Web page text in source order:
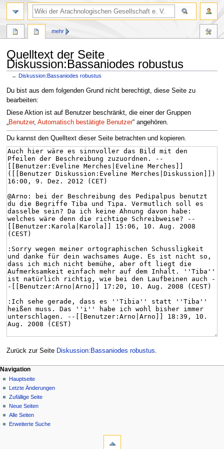
Quelltext der Seite
Diskussion:Bassaniodes robustus
←Diskussion:Bassaniodes robustus
Zur
Navigation
springen
Zur
Suche
springen
Du bist aus dem folgenden Grund nicht berechtigt, diese Seite zu
bearbeiten:
Diese Aktion ist auf Benutzer beschränkt, die einer der Gruppen
„Benutzer, Automatisch bestätigte Benutzer“ angehören.
Du kannst den Quelltext dieser Seite betrachten und kopieren.
Zurück zur Seite Diskussion:Bassaniodes robustus
mehr
Navigation
Hauptseite
Letzte Änderungen
Zufällige Seite
Neue Seiten
Alle Seiten
Erweiterte Suche